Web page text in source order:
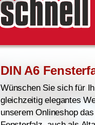
DIN A6
Wünschen Sie sich für
gleichzeitig elegantes
unserem Onlineshop